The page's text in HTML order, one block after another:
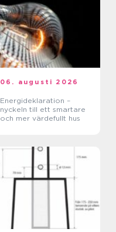
06. augusti 2026
Energideklaration –
nyckeln till ett smartare
och mer värdefullt hus